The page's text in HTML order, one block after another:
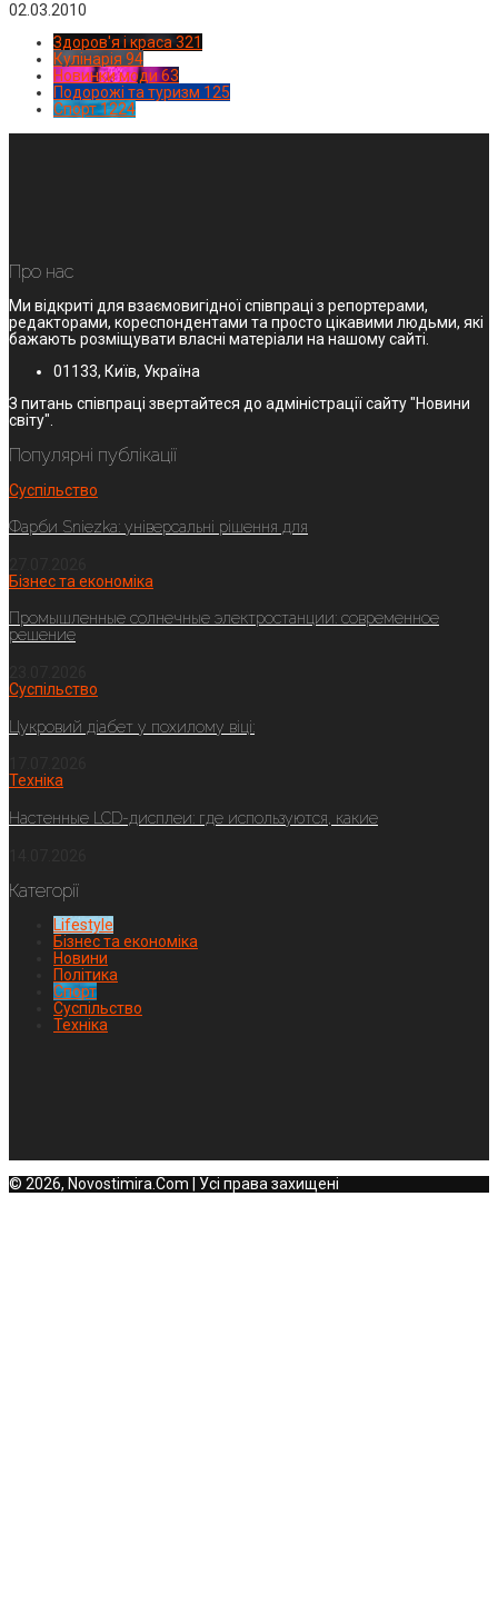
02.03.2010
Здоров'я і краса 321
Кулінарія 94
Новинки моди 63
Подорожі та туризм 125
Спорт1224
Про нас
Ми відкриті для взаємовигідної співпраці з репортерами,
редакторами, кореспондентами та просто цікавими людьми, які
бажають розміщувати власні матеріали на нашому сайті.
01133, Київ, Україна
З питань співпраці звертайтеся до адміністрації сайту "Новини
світу".
Популярні публікації
Суспільство
Фарби Sniezka: універсальні рішення для
Бізнес та економіка
Промышленные солнечные электростанции: современное
решение
Суспільство
Цукровий діабет у похилому віці:
Техніка
Настенные LCD-дисплеи: где используются, какие
Категорії
Lifestyle
Бізнес та економіка
Новини
Політика
Спорт
Суспільство
Техніка
© 2026, Novostimira.Com | Усі права захищені